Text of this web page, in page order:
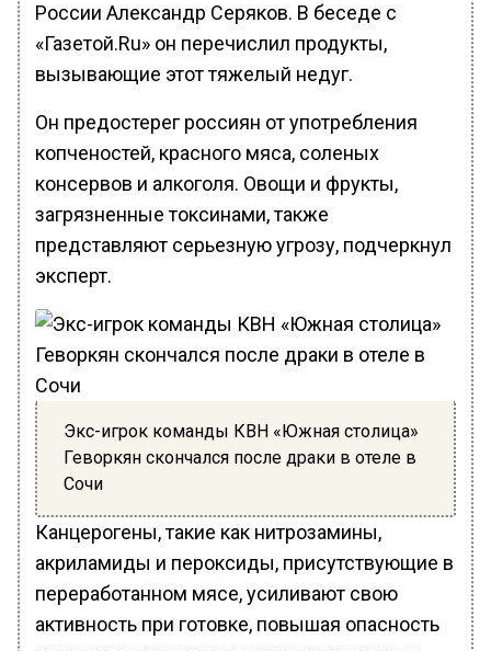
России Александр Серяков. В беседе с
«Газетой.Ru» он перечислил продукты,
вызывающие этот тяжелый недуг.
Он предостерег россиян от употребления
копченостей, красного мяса, соленых
консервов и алкоголя. Овощи и фрукты,
загрязненные токсинами, также
представляют серьезную угрозу, подчеркнул
эксперт.
Экс-игрок команды КВН «Южная столица»
Геворкян скончался после драки в отеле в
Сочи
Канцерогены, такие как нитрозамины,
акриламиды и пероксиды, присутствующие в
переработанном мясе, усиливают свою
активность при готовке, повышая опасность